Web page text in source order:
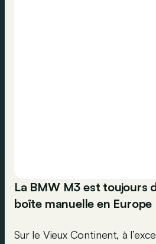
La BMW M3 est toujours
boîte manuelle en Europe
Sur le Vieux Continent, à